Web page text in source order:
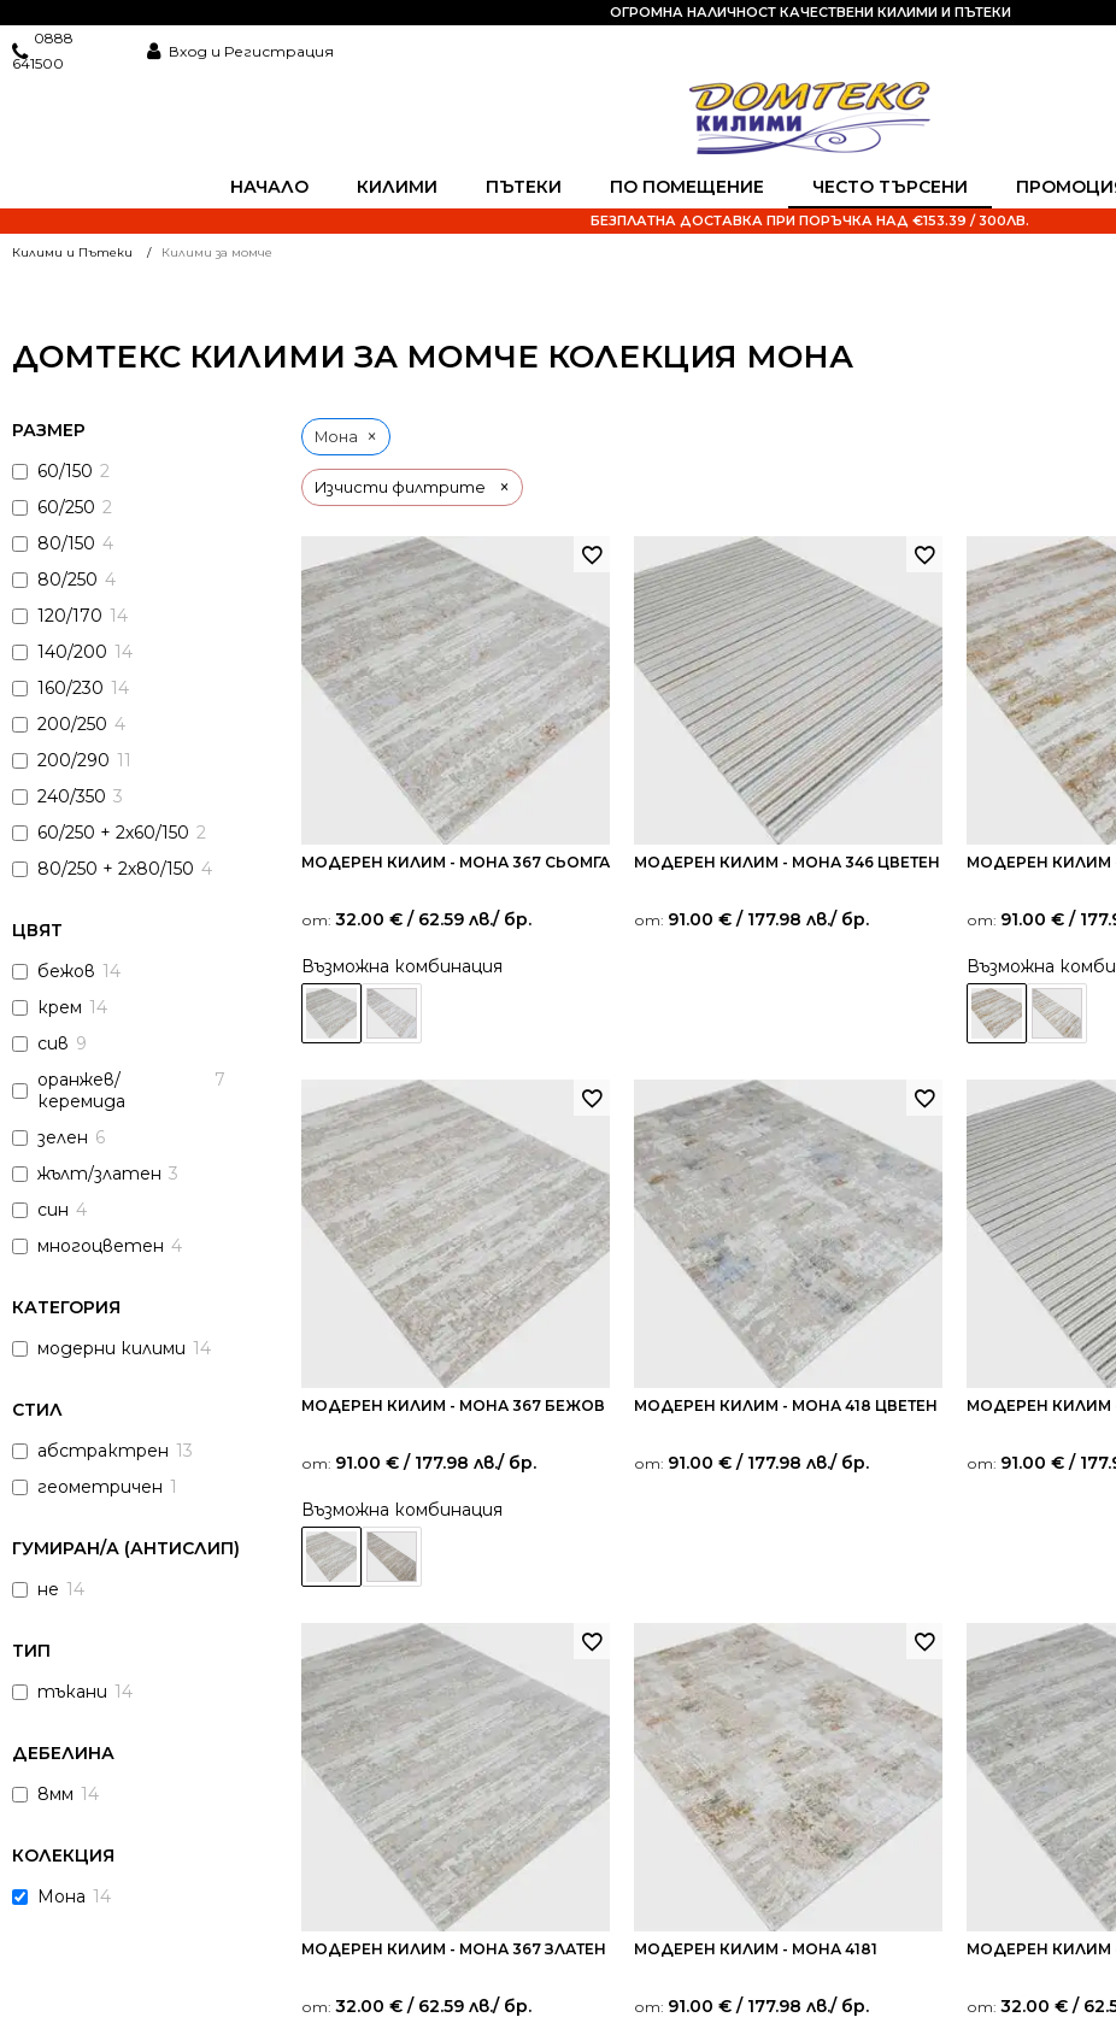
НАЧАЛО КИЛИМИ ПЪТЕКИ ПО ПОМЕЩЕНИЕ ЧЕСТО ТЪРСЕНИ
0888
641500
Вход и Регистрация
ОГРОМНА НАЛИЧНОСТ КАЧЕСТВЕНИ КИЛИМИ И ПЪТЕКИ
БЕЗПЛАТНА ДОСТАВКА ПРИ ПОРЪЧКА НАД €153.39 / 300ЛВ.
Килими и Пътеки Килими за момче
ДОМТЕКС КИЛИМИ ЗА МОМЧЕ КОЛЕКЦИЯ МОНА
РАЗМЕР
60/150 2
60/250 2
80/150 4
80/250 4
120/170 14
140/200 14
160/230 14
200/250 4
200/290 11
240/350 3
60/250 + 2х60/150 2
80/250 + 2х80/150 4
ЦВЯТ
бежов 14
крем 14
сив 9
оранжев/
керемида
7
зелен 6
жълт/златен 3
син 4
многоцветен 4
КАТЕГОРИЯ
модерни килими 14
СТИЛ
абстрактрен 13
геометричен 1
ГУМИРАН/А (АНТИСЛИП)
не 14
ТИП
тъкани 14
ДЕБЕЛИНА
8мм 14
КОЛЕКЦИЯ
Мона 14
Изчисти филтрите ×
Мона ×
МОДЕРЕН КИЛИМ - МОНА 367 СЬОМГА
от: 32.00 € / 62.59 лв./ бр.
Възможна комбинация
МОДЕРЕН КИЛИМ - МОНА 346 ЦВЕТЕН
от: 91.00 € / 177.98 лв./ бр.
МОДЕРЕН КИЛИМ
от: 91.00 € /
Възможна
МОДЕРЕН КИЛИМ - МОНА 367 БЕЖОВ
от: 91.00 € / 177.98 лв./ бр.
Възможна комбинация
МОДЕРЕН КИЛИМ - МОНА 418 ЦВЕТЕН
от: 91.00 € / 177.98 лв./ бр.
МОДЕРЕН КИЛИМ
от: 91.00 € /
МОДЕРЕН КИЛИМ - МОНА 367 ЗЛАТЕН
от: 32.00 € / 62.59 лв./ бр.
МОДЕРЕН КИЛИМ - МОНА 4181
от: 91.00 € / 177.98 лв./ бр.
МОДЕРЕН КИЛИМ
от: 32.00 € /